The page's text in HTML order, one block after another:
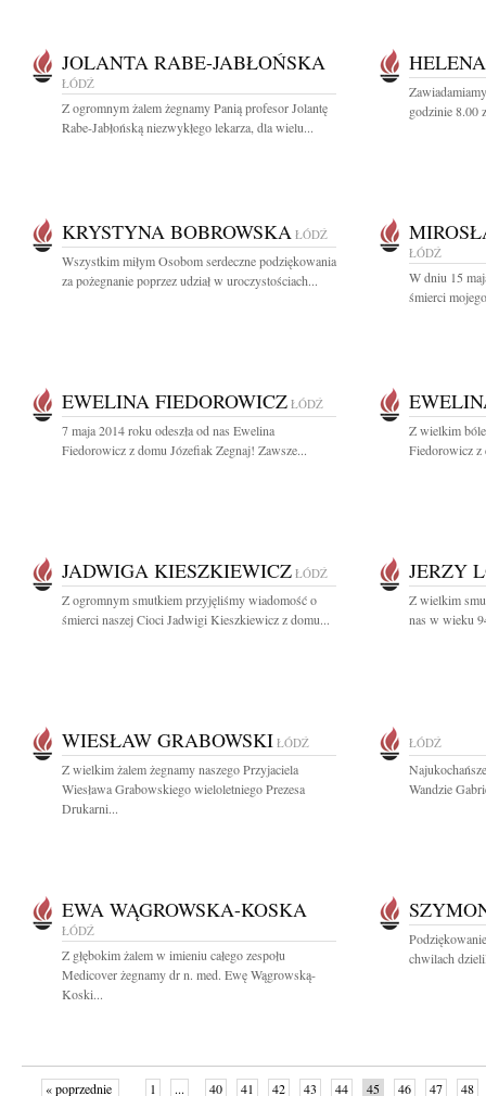
JOLANTA RABE-JABŁOŃSKA
ŁÓDŹ
Z ogromnym żalem żegnamy Panią profesor Jolantę
Rabe-Jabłońską niezwykłego lekarza, dla wielu...
godzinie 8.00
KRYSTYNA BOBROWSKA ŁÓDŹ
Wszystkim miłym Osobom serdeczne podziękowania
za pożegnanie poprzez udział w uroczystościach...
ŁÓDŹ
W dniu 15
śmierci
EWELINA FIEDOROWICZ ŁÓDŹ
7 maja 2014 roku odeszła od nas Ewelina
Fiedorowicz z domu Józefiak Zegnaj! Zawsze...
Z wielkim
Fiedorowicz z
JADWIGA KIESZKIEWICZ ŁÓDŹ
Z ogromnym smutkiem przyjęliśmy wiadomość o
śmierci naszej Cioci Jadwigi Kieszkiewicz z domu...
JERZY
Z wielkim
nas w wieku
WIESŁAW GRABOWSKI ŁÓDŹ
Z wielkim żalem żegnamy naszego Przyjaciela
Wiesława Grabowskiego wieloletniego Prezesa
Drukarni...
ŁÓDŹ
Wandzie
EWA WĄGROWSKA-KOSKA
ŁÓDŹ
Z głębokim żalem w imieniu całego zespołu
Medicover żegnamy dr n. med. Ewę Wągrowską-
Koski...
chwilach
« poprzednie 1 ... 40 41 42 43 44 45 46 47 48